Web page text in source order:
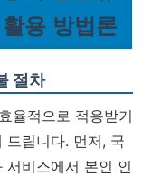
용 방법론
절차
율적으로 적용받기
드립니다. 먼저, 국
비스에서 본인 인